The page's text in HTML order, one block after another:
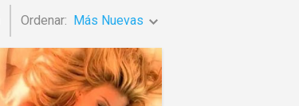
Ordenar: Más Nuevas